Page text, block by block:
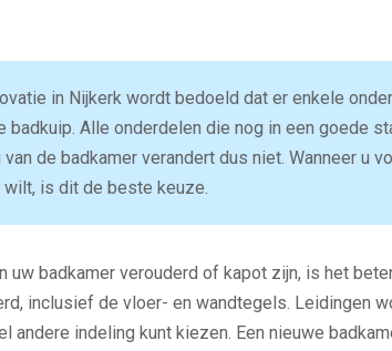
in Nijkerk wordt bedoeld dat er enkele
badkuip. Alle onderdelen die nog in een goede
de badkamer verandert dus niet. Wanneer u
is dit de beste keuze.
uw badkamer verouderd of kapot zijn, is het
inclusief de vloer- en wandtegels. Leidingen
andere indeling kunt kiezen. Een nieuwe